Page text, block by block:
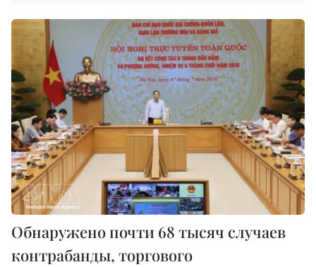
Обнаружено почти 68 тысяч случаев
контрабанды, торгового